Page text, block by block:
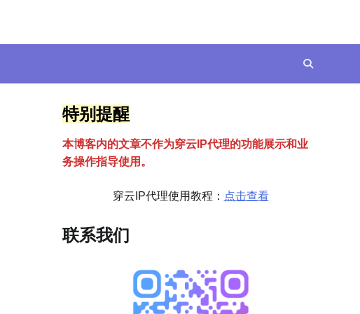
特别提醒
本博客内的文章不作为穿云 P代理的功能展示和业
务操作指导使用。
穿云IP代理使用教程： 点击查看
联系我们